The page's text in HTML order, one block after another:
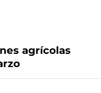
agrícolas